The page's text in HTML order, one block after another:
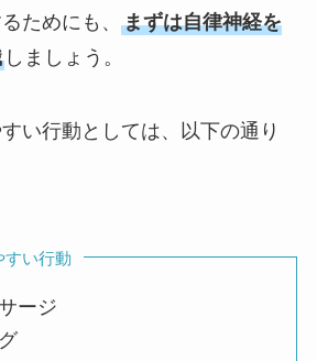
ためにも、 まずは自律神経を
しましょう。
い行動としては、以下の通り
すい行動
ージ